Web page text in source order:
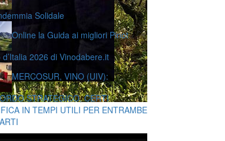
Solidale
Online la Guida ai migliori Pinot
d’Italia 2026 di Vinodabere.it
MERCOSUR, VINO (UIV):
STRATEGICO, CERTI
IN TEMPI UTILI PER ENTRAMBE